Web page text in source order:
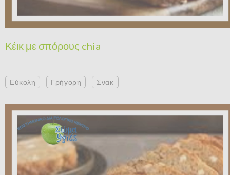
Κέικ με σπόρους chia
Εύκολη Γρήγορη Σνακ